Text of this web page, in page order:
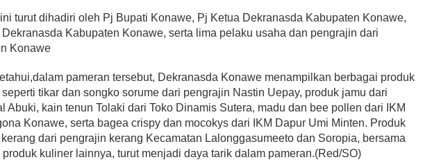
turut dihadiri oleh Pj Bupati Konawe, Pj Ketua Dekranasda Kabupaten Konawe,
Kabupaten Konawe, serta lima pelaku usaha dan pengrajin dari
Konawe
pameran tersebut, Dekranasda Konawe menampilkan berbagai produk
tikar dan songko sorume dari pengrajin Nastin Uepay, produk jamu dari
Abuki, kain tenun Tolaki dari Toko Dinamis Sutera, madu dan bee pollen dari IKM
Konawe, serta bagea crispy dan mocokys dari IKM Dapur Umi Minten. Produk
dari pengrajin kerang Kecamatan Lalonggasumeeto dan Soropia, bersama
produk kuliner lainnya, turut menjadi daya tarik dalam pameran.(Red/SO)